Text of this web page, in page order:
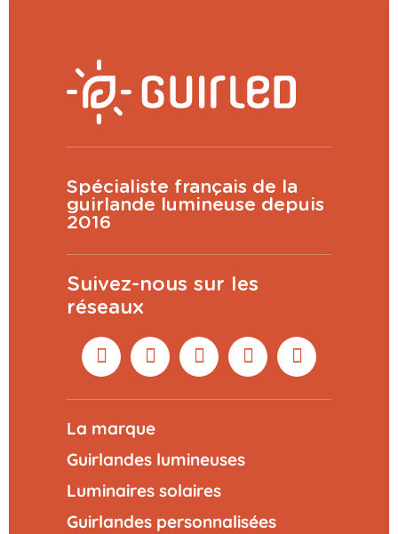
Spécialiste français de la
guirlande lumineuse depuis
2016
Suivez-nous sur les
réseaux
La marque
Guirlandes lumineuses
Luminaires solaires
Guirlandes personnalisées